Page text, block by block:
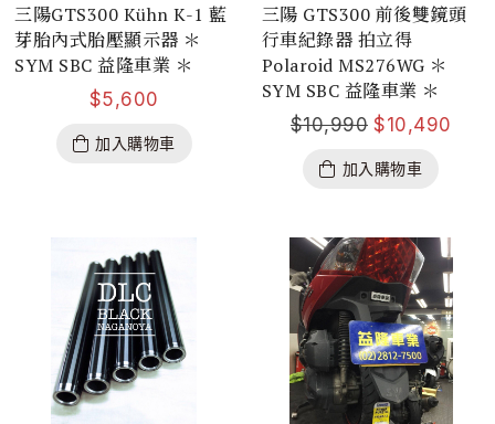
三陽GTS300 Kühn K-1 藍
芽胎內式胎壓顯示器 ＊
SYM SBC 益隆車業 ＊
$5,600
加入購物車
三陽 GTS300 前後雙鏡頭
行車紀錄器 拍立得
Polaroid MS276WG ＊
SYM SBC 益隆車業 ＊
$10,990 $10,490
加入購物車